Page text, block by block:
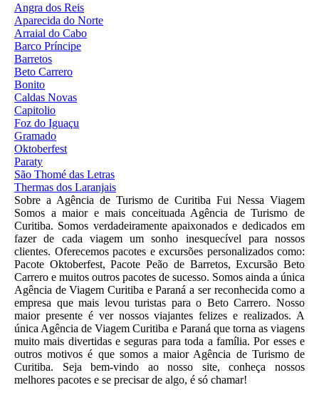
Angra dos Reis
Aparecida do Norte
Arraial do Cabo
Barco Príncipe
Barretos
Beto Carrero
Bonito
Caldas Novas
Capitolio
Foz do Iguaçu
Gramado
Oktoberfest
Paraty
São Thomé das Letras
Thermas dos Laranjais
Sobre a Agência de Turismo de Curitiba Fui Nessa Viagem
Somos a maior e mais conceituada Agência de Turismo de
Curitiba. Somos verdadeiramente apaixonados e dedicados em
fazer de cada viagem um sonho inesquecível para nossos
clientes. Oferecemos pacotes e excursões personalizados como:
Pacote Oktoberfest, Pacote Peão de Barretos, Excursão Beto
Carrero e muitos outros pacotes de sucesso. Somos ainda a única
Agência de Viagem Curitiba e Paraná a ser reconhecida como a
empresa que mais levou turistas para o Beto Carrero. Nosso
maior presente é ver nossos viajantes felizes e realizados. A
única Agência de Viagem Curitiba e Paraná que torna as viagens
muito mais divertidas e seguras para toda a família. Por esses e
outros motivos é que somos a maior Agência de Turismo de
Curitiba. Seja bem-vindo ao nosso site, conheça nossos
melhores pacotes e se precisar de algo, é só chamar!